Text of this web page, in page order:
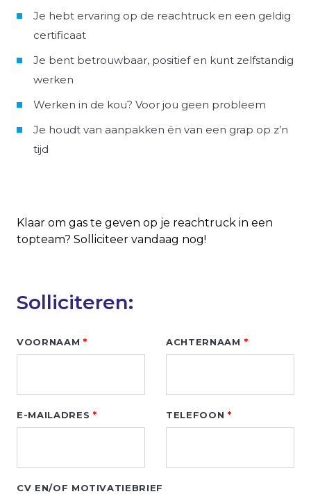
Je hebt ervaring op de reachtruck en een geldig
certificaat
Je bent betrouwbaar, positief en kunt zelfstandig
werken
Werken in de kou? Voor jou geen probleem
Je houdt van aanpakken én van een grap op z’n
tijd
Klaar om gas te geven op je reachtruck in een
topteam? Solliciteer vandaag nog!
Solliciteren:
Leave
this
VOORNAAM ACHTERNAAM
E-MAILADRES TELEFOON
CV EN/OF MOTIVATIEBRIEF